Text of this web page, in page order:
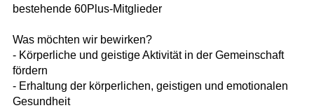
bestehende 60Plus-Mitglieder
Was möchten wir bewirken?
- Körperliche und geistige Aktivität in der Gemeinschaft
fördern
- Erhaltung der körperlichen, geistigen und emotionalen
Gesundheit